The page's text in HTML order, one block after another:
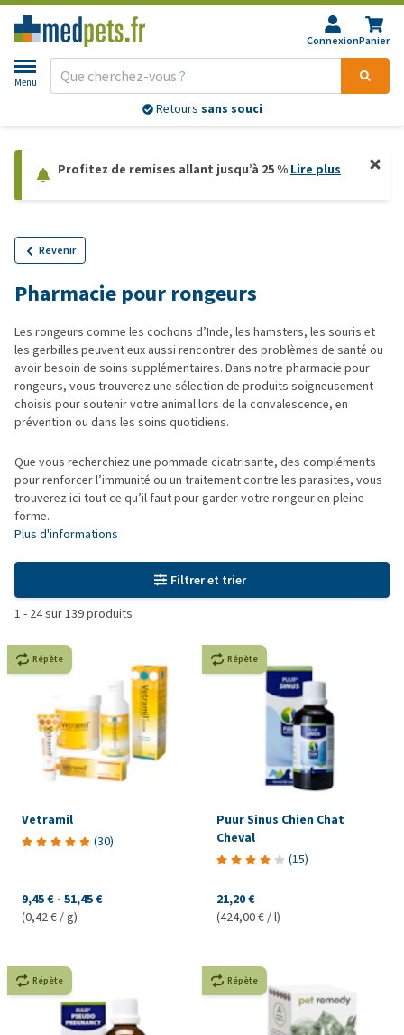
ConnexionPanier
Menu
Retours sans souci
Profitez de remises allant jusqu’à 25 % Lire plus
Revenir
Pharmacie pour rongeurs
Les rongeurs comme les cochons d’Inde, les hamsters, les souris et
les gerbilles peuvent eux aussi rencontrer des problèmes de santé ou
avoir besoin de soins supplémentaires. Dans notre pharmacie pour
rongeurs, vous trouverez une sélection de produits soigneusement
choisis pour soutenir votre animal lors de la convalescence, en
prévention ou dans les soins quotidiens.
Que vous recherchiez une pommade cicatrisante, des compléments
pour renforcer l’immunité ou un traitement contre les parasites, vous
trouverez ici tout ce qu’il faut pour garder votre rongeur en pleine
forme.
Plus d'informations
Filtrer et trier
1 - 24sur139produits
Répète
Vetramil
(30)
9,45 € - 51,45 €
(0,42 € / g)
Répète
Puur Sinus Chien Chat
Cheval
(15)
21,20 €
(424,00 € / l)
Répète Répète